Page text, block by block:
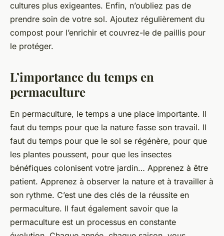
cultures plus exigeantes. Enfin, n’oubliez pas de
prendre soin de votre sol. Ajoutez régulièrement du
compost pour l’enrichir et couvrez-le de paillis pour
le protéger.
L’importance du temps en
permaculture
En permaculture, le temps a une place importante. Il
faut du temps pour que la nature fasse son travail. Il
faut du temps pour que le sol se régénère, pour que
les plantes poussent, pour que les insectes
bénéfiques colonisent votre jardin… Apprenez à être
patient. Apprenez à observer la nature et à travailler à
son rythme. C’est une des clés de la réussite en
permaculture. Il faut également savoir que la
permaculture est un processus en constante